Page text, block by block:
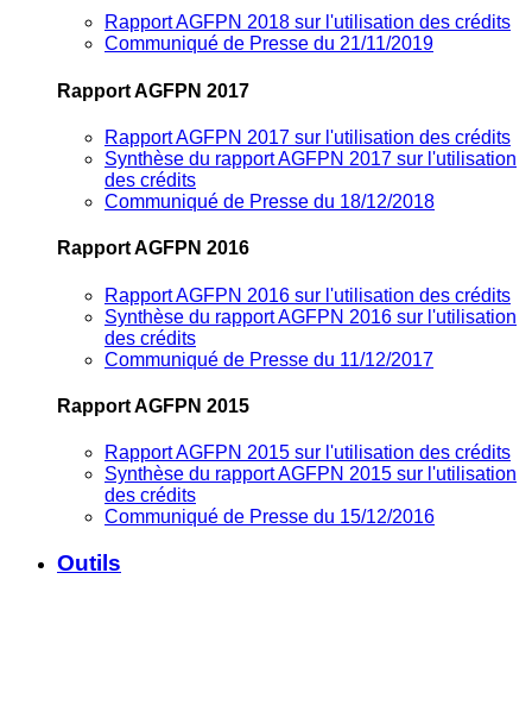
Rapport AGFPN 2018 sur l'utilisation des crédits
Communiqué de Presse du 21/11/2019
Rapport AGFPN 2017
Rapport AGFPN 2017 sur l'utilisation des crédits
Synthèse du rapport AGFPN 2017 sur l'utilisation
des crédits
Communiqué de Presse du 18/12/2018
Rapport AGFPN 2016
Rapport AGFPN 2016 sur l'utilisation des crédits
Synthèse du rapport AGFPN 2016 sur l'utilisation
des crédits
Communiqué de Presse du 11/12/2017
Rapport AGFPN 2015
Rapport AGFPN 2015 sur l'utilisation des crédits
Synthèse du rapport AGFPN 2015 sur l'utilisation
des crédits
Communiqué de Presse du 15/12/2016
Outils